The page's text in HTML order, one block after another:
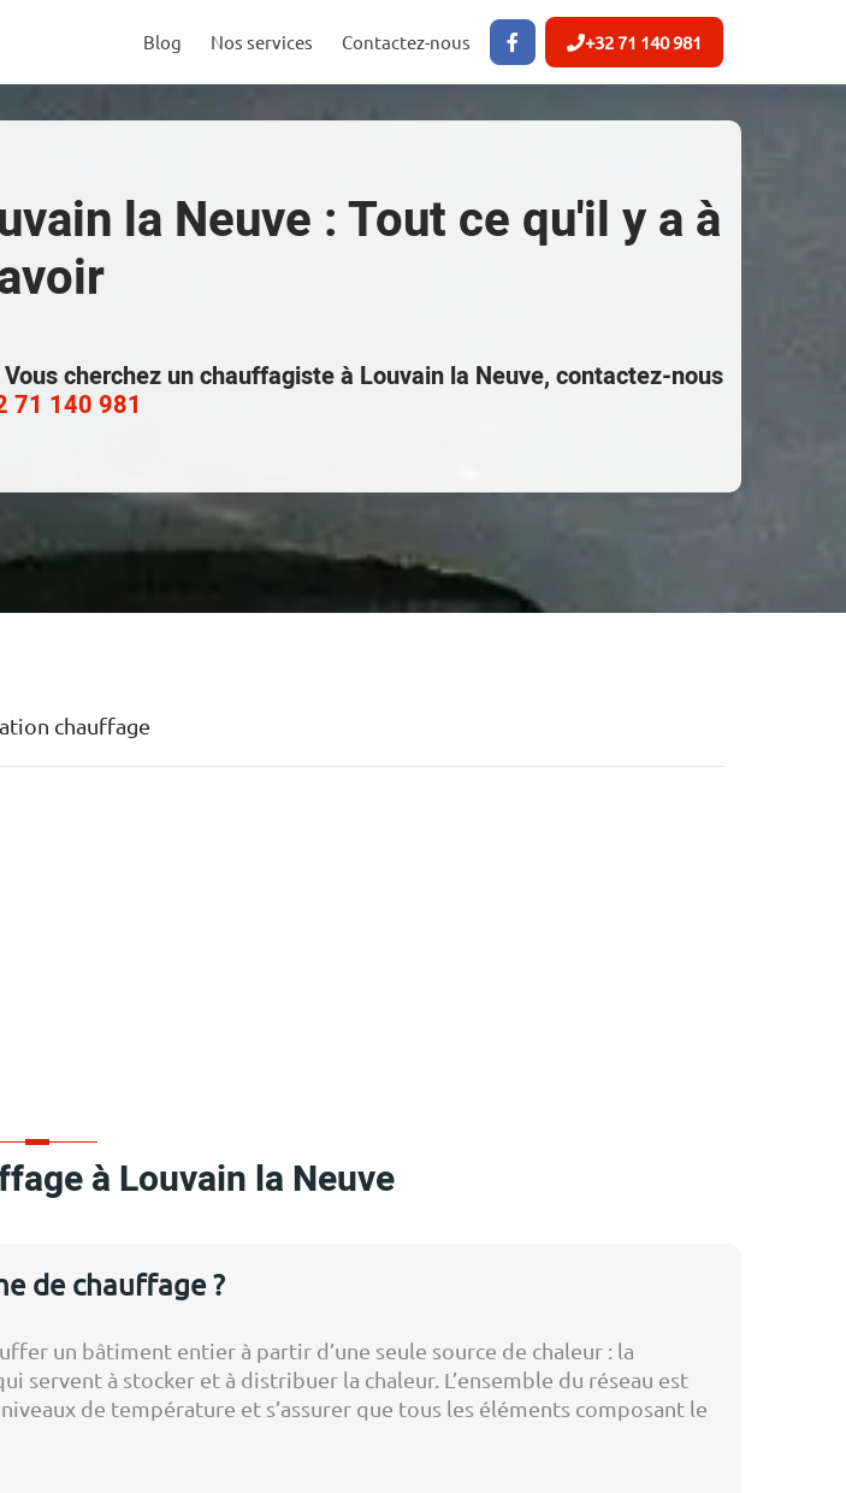
Blog Nos services Contactez-nous +32 71 140 981
la Neuve : Tout ce qu'il y a à
cherchez un chauffagiste à Louvain la Neuve, contactez-nous
71 140 981
chauffage
à Louvain la Neuve
de chauffage ?
un bâtiment entier à partir d’une seule source de chaleur : la
servent à stocker et à distribuer la chaleur. L’ensemble du réseau est
de température et s’assurer que tous les éléments composant le